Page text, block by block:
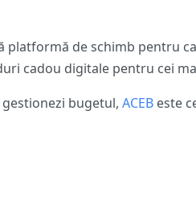
platformă de schimb pentru
cadou digitale pentru cei
bugetul, ACEB este